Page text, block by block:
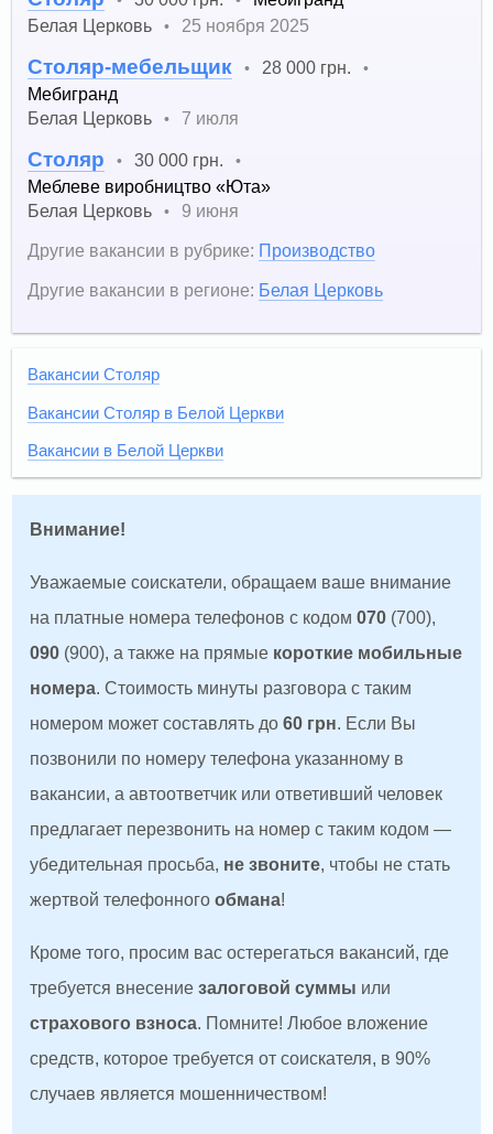
Белая Церковь
• 25 ноября 2025
Столяр-мебельщик • 28 000 грн. •
Мебигранд
Белая Церковь
• 7 июля
Столяр • 30 000 грн. •
Меблеве виробництво «Юта»
Белая Церковь
•
9 июня
Другие вакансии в рубрике: Производство
Другие вакансии в регионе: Белая Церковь
Вакансии Столяр
Вакансии Столяр в Белой Церкви
Вакансии в Белой Церкви
Внимание!
Уважаемые соискатели, обращаем ваше внимание
на платные номера телефонов с кодом070 (700),
090 (900), а также на прямые короткие мобильные
номера. Стоимость минуты разговора с таким
номером может составлять до60 грн. Если Вы
позвонили по номеру телефона указанному в
вакансии, а автоответчик или ответивший человек
предлагает перезвонить на номер с таким кодом —
убедительная просьба, не звоните, чтобы не стать
жертвой телефонногообмана!
Кроме того, просим вас остерегаться вакансий, где
требуется внесениезалоговой суммы или
страхового взноса. Помните! Любое вложение
средств, которое требуется от соискателя, в 90%
случаев является мошенничеством!